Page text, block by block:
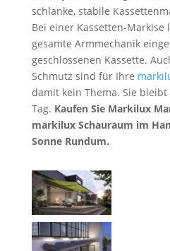
schlanke, stabile
Bei einer Kassetten-
gesamte Armmechanik
geschlossenen Kassette.
Schmutz sind für Ihre
damit kein Thema. Sie
Tag. Kaufen Sie Markilux
markilux Schauraum im
Sonne Rundum.